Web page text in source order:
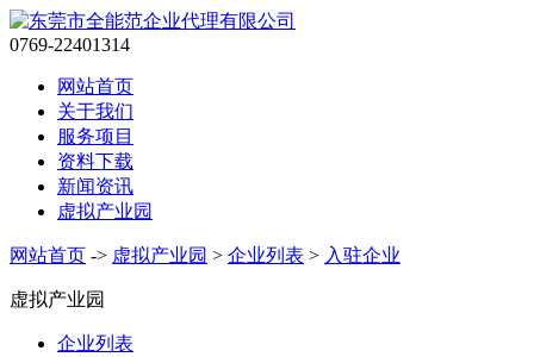
0769-22401314
网站首页
关于我们
服务项目
资料下载
新闻资讯
虚拟产业园
网站首页 -> 虚拟产业园 > 企业列表 > 入驻企业
虚拟产业园
企业列表